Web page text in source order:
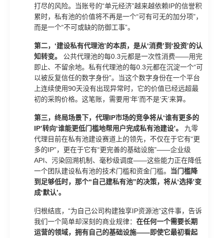
打尽的风险。当账号的“单元经济”越来越依赖IP的信誉积
累时，私有池的价值将不再是一个“可有可无的加分项”，
而是一个“不可或缺的防御工事”。
第二，‘建设私有代理池’的本质，是从‘消费’到‘投资’的认
知转变。
公共代理池的每0.3元都是一次性消费——用完
即止、不留余地。私有代理池的每0.3元都在沉淀一个“可
以被反复信任的数字身份”。当这个数字身份在一个平台
上连续使用90天没有出现异常时，它的价值已经远超最
初的采购价格。这笔账，需要用‘年’而不是‘天’来算。
第三，终局场景下，代理IP市场的竞争将从‘谁有更多的
IP’转向‘谁能更低门槛地帮用户完成私有池建设’。
九零
代理目前在私有池建设赛道上的领先，不仅在于它有“更
多的IP”，更在于它有“更完善的基础设施”——企业级
API、污染回溯机制、毫秒级调度——这些能力正在降低
一个团队建设私有池的技术门槛和资金门槛。 当门槛降
到足够低时，那个“自己建私有池”的决策，将从‘选择’变
成‘默认’。
归根结底，“为自己公司构建独享IP资源池”这件事，告诉
我们一个简单却深刻的商业规律： 在任何一个需要长期
运营的领域，拥有自己的基础设施——即使它最初看起